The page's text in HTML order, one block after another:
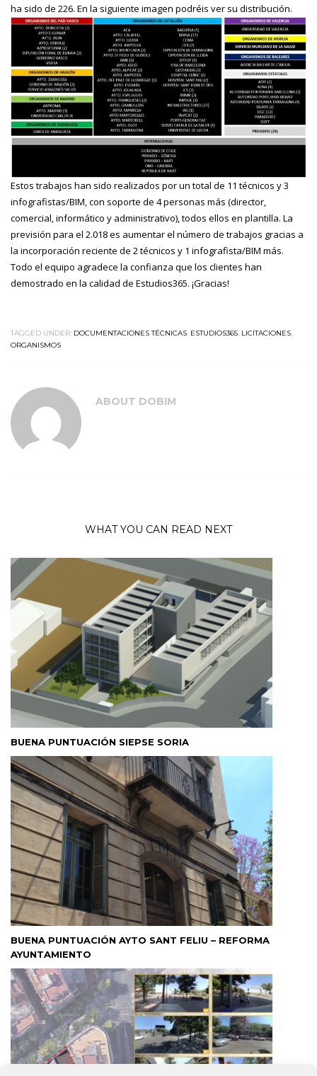
ha sido de 226. En la siguiente imagen podréis ver su distribución.
Estos trabajos han sido realizados por un total de 11 técnicos y 3
infografistas/BIM, con soporte de 4 personas más (director,
comercial, informático y administrativo), todos ellos en plantilla. La
previsión para el 2.018 es aumentar el número de trabajos gracias a
la incorporación reciente de 2 técnicos y 1 infografista/BIM más.
Todo el equipo agradece la confianza que los clientes han
demostrado en la calidad de Estudios365. ¡Gracias!
TAGGED UNDER: DOCUMENTACIONES TÉCNICAS, ESTUDIOS365, LICITACIONES,
ORGANISMOS
ABOUT DOBIM
WHAT YOU CAN READ NEXT
BUENA PUNTUACIÓN SIEPSE SORIA
BUENA PUNTUACIÓN AYTO SANT FELIU – REFORMA
AYUNTAMIENTO